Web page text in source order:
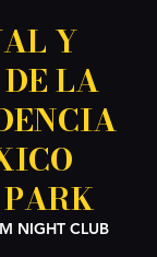
Y
LA
NIGHT CLUB